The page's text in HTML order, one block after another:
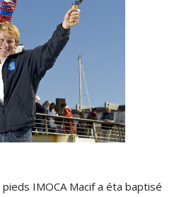
IMOCA Macif a éta baptisé